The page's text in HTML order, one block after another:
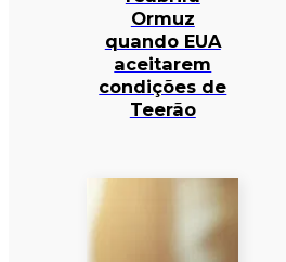
Ormuz
quando EUA
aceitarem
condições de
Teerão